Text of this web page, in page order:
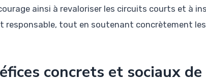
ainsi à revaloriser les circuits courts et à
responsable, tout en soutenant concrètement les
concrets et sociaux